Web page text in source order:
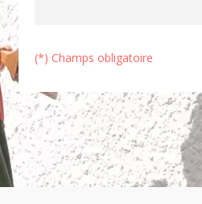
(*) Champs obligatoire